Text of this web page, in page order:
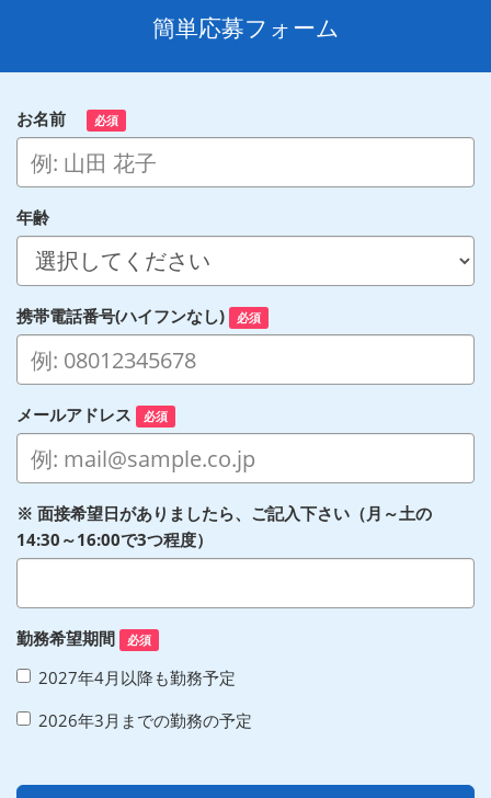
簡単応募フォーム
お名前 必須
年齢
携帯電話番号(ハイフンなし) 必須
メールアドレス 必須
※ 面接希望日がありましたら、ご記入下さい（月～土の
14:30～16:00で3つ程度）
勤務希望期間 必須
2027年4月以降も勤務予定
2026年3月までの勤務の予定